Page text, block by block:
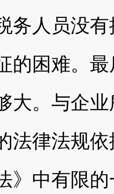
务人员没
的困难。
大。与企
法律法规
》中有限